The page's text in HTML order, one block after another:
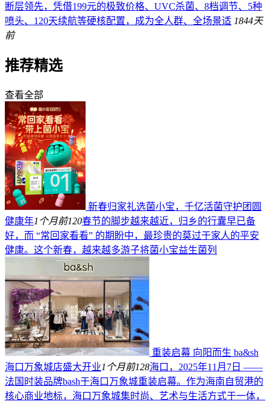
断层领先，凭借199元的极致价格、UVC杀菌、8档调节、5种
喷头、120天续航等硬核配置，成为全人群、全场景适 1844天
前
推荐精选
查看全部
新春归家礼选菌小宝，千亿活菌守护团圆
健康年1个月前120春节的脚步越来越近，归乡的行囊早已备
好，而 “常回家看看” 的期盼中，最珍贵的莫过于家人的平安
健康。这个新春，越来越多游子将菌小宝益生菌列
重装启幕 向阳而生 ba&sh
海口万象城店盛大开业1个月前128海口，2025年11月7日 ——
法国时装品牌bash于海口万象城重装启幕。作为海南自贸港的
核心商业地标，海口万象城集时尚、艺术与生活方式于一体，